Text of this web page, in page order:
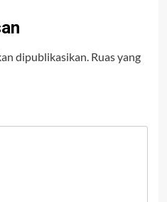
dipublikasikan. Ruas yang